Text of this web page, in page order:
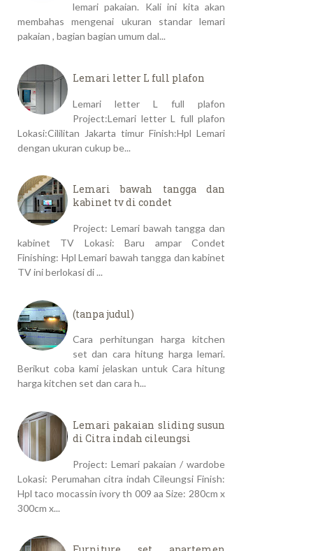
lemari pakaian. Kali ini kita akan
membahas mengenai ukuran standar lemari
pakaian , bagian bagian umum dal...
Lemari letter L full plafon
Lemari letter L full plafon
Project:Lemari letter L full plafon
Lokasi:Cililitan Jakarta timur Finish:Hpl Lemari
dengan ukuran cukup be...
Lemari bawah tangga dan
kabinet tv di condet
Project: Lemari bawah tangga dan
kabinet TV Lokasi: Baru ampar Condet
Finishing: Hpl Lemari bawah tangga dan kabinet
TV ini berlokasi di ...
(tanpa judul)
Cara perhitungan harga kitchen
set dan cara hitung harga lemari.
Berikut coba kami jelaskan untuk Cara hitung
harga kitchen set dan cara h...
Lemari pakaian sliding susun
di Citra indah cileungsi
Project: Lemari pakaian / wardobe
Lokasi: Perumahan citra indah Cileungsi Finish:
Hpl taco mocassin ivory th 009 aa Size: 280cm x
300cm x...